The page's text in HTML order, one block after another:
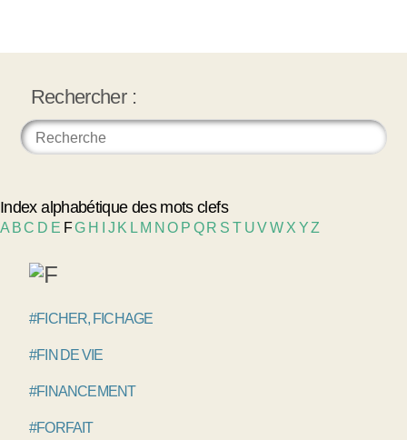
Rechercher :
Index alphabétique des mots clefs
A BC D E FG H J K L M NO P Q R S T UVW X YZ
#FICHER, FICHAGE
#FIN DE VIE
#FINANCEMENT
#FORFAIT